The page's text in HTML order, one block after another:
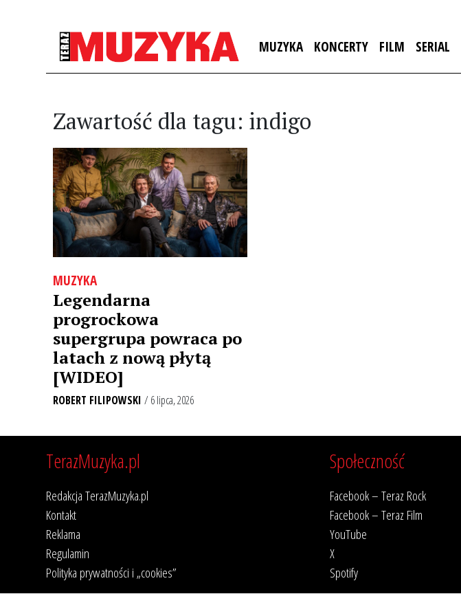
MUZYKA KONCERTY FILM SERIAL
Zawartość dla tagu: indigo
MUZYKA
Legendarna
progrockowa
supergrupa powraca po
latach z nową płytą
[WIDEO]
ROBERT FILIPOWSKI / 6 lipca, 2026
TerazMuzyka.pl
Redakcja TerazMuzyka.pl
Kontakt
Reklama
Regulamin
Polityka prywatności i „cookies”
Społeczność
Facebook – Teraz Rock
Facebook – Teraz Film
YouTube
X
Spotify